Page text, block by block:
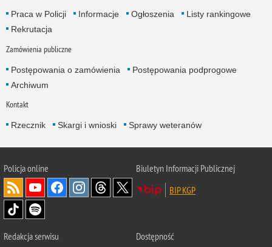
Praca w Policji Informacje Ogłoszenia
Listy rankingowe
Rekrutacja
Zamówienia publiczne
Postępowania o zamówienia
Postępowania podprogowe
Archiwum
Kontakt
Rzecznik Skargi i wnioski Sprawy weteranów
Policjaonline
Biuletyn Informacji Publicznej
BIP KGP
Redakcja serwisu Dostępność